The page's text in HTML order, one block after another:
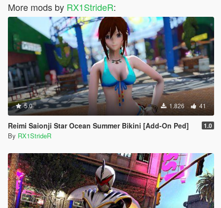
More mods by RX1StrideR:
5.0 1.826 41
Reimi Saionji Star Ocean Summer Bikini [Add-On Ped] 1.0
By RX1StrideR